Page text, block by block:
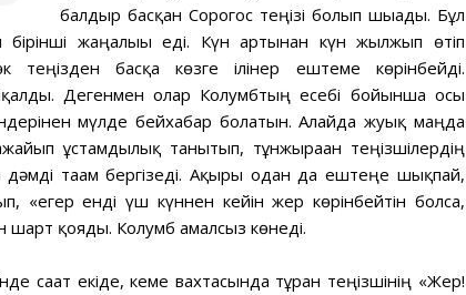
балдыр басқан Сорогос теңізі болып шығады. Бұл
жаңалығы еді. Күн артынан күн жылжып өтіп
теңізден басқа көзге ілінер ештеме көрінбейді.
Дегенмен олар Колумбтың есебі бойынша осы
мүлде бейхабар болатын. Алайда жуық маңда
ұстамдылық танытып, тұнжыраған теңізшілердің
дәмді тағам бергізеді. Ақыры одан да ештеңе шықпай,
«егер енді үш күннен кейін жер көрінбейтін болса,
шарт қояды. Колумб амалсыз көнеді.
сағат екіде, кеме вахтасында тұрған теңізшінің «Жер!